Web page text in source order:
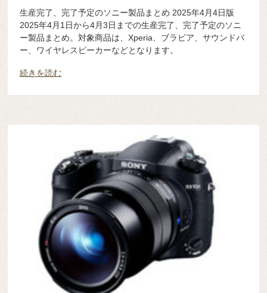
生産完了、完了予定のソニー製品まとめ 2025年4月4日版
2025年4月1日から4月3日までの生産完了、完了予定のソニ
ー製品まとめ。対象商品は、Xperia、ブラビア、サウンドバ
ー、ワイヤレスピーカーなどとなります。
続きを読む